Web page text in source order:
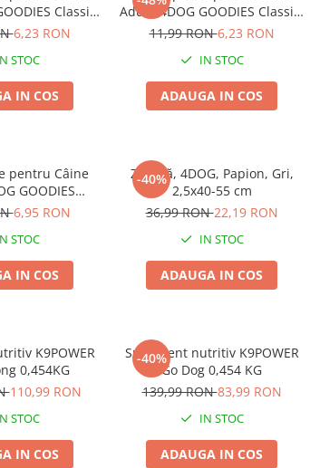
Classic,
Pui, 100g
6,23 RON
STOC
IN COS
Adult, 4DOG GOODIES Classic,
Sticks cu Pui și Orez, 100g
11,99 RON6,23 RON
IN STOC
ADAUGA IN COS
pentru Câine
GOODIES
de Miel,
6,95 RON
STOC
IN COS
-40%
Zgardă, 4DOG, Papion, Gri,
2,5x40-55 cm
36,99 RON22,19 RON
IN STOC
ADAUGA IN COS
K9POWER
0,454KG
110,99 RON
STOC
IN COS
-40%
Supliment nutritiv K9POWER
Go Dog 0,454 KG
139,99 RON83,99 RON
IN STOC
ADAUGA IN COS